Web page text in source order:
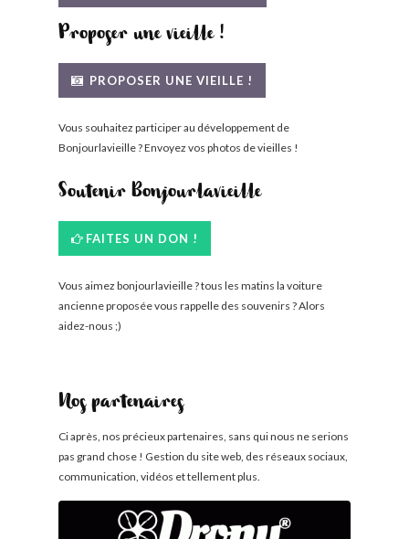
Proposer une vieille !
PROPOSER UNE VIEILLE !
Vous souhaitez participer au développement de
Bonjourlavieille ? Envoyez vos photos de vieilles !
Soutenir Bonjourlavieille
FAITES UN DON !
Vous aimez bonjourlavieille ? tous les matins la voiture
ancienne proposée vous rappelle des souvenirs ? Alors
aidez-nous ;)
Nos partenaires
Ci après, nos précieux partenaires, sans qui nous ne serions
pas grand chose ! Gestion du site web, des réseaux sociaux,
communication, vidéos et tellement plus.